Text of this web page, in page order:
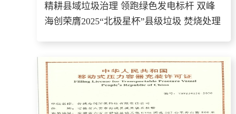
精耕县域垃圾治理 领跑绿色发电标杆 双峰
海创荣膺2025“北极星杯”县级垃圾 焚烧处理